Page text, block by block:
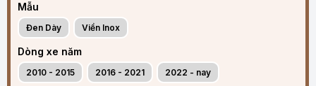
Mẫu
Đen Dày Viền Inox
Dòng xe năm
2010 - 2015 2016 - 2021 2022 - nay